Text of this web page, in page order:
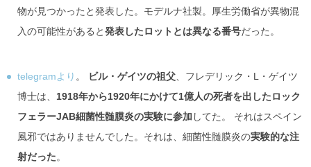
物が見つかったと発表した。モデルナ社製。厚生労働省が異物混
入の可能性があると発表したロットとは異なる番号だった。
telegramより 。 ビル・ゲイツの祖父、フレデリック・L・ゲイツ
博士は、 1918年から1920年にかけて1億人の死者を出したロック
フェラーJAB細菌性髄膜炎の実験に参加 してた。 それはスペイン
風邪ではありませんでした。それは、細菌性髄膜炎の実験的な注
射だった。